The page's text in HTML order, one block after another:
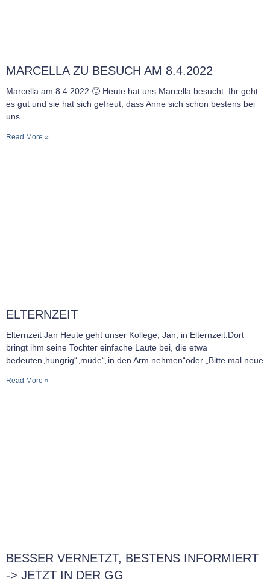
MARCELLA ZU BESUCH AM 8.4.2022
Marcella am 8.4.2022 🙂 Heute hat uns Marcella besucht. Ihr geht
es gut und sie hat sich gefreut, dass Anne sich schon bestens bei
uns
Read More »
ELTERNZEIT
Elternzeit Jan Heute geht unser Kollege, Jan, in Elternzeit.Dort
bringt ihm seine Tochter einfache Laute bei, die etwa
bedeuten„hungrig“„müde“„in den Arm nehmen“oder „Bitte mal neue
Read More »
BESSER VERNETZT, BESTENS INFORMIERT
-> JETZT IN DER GG